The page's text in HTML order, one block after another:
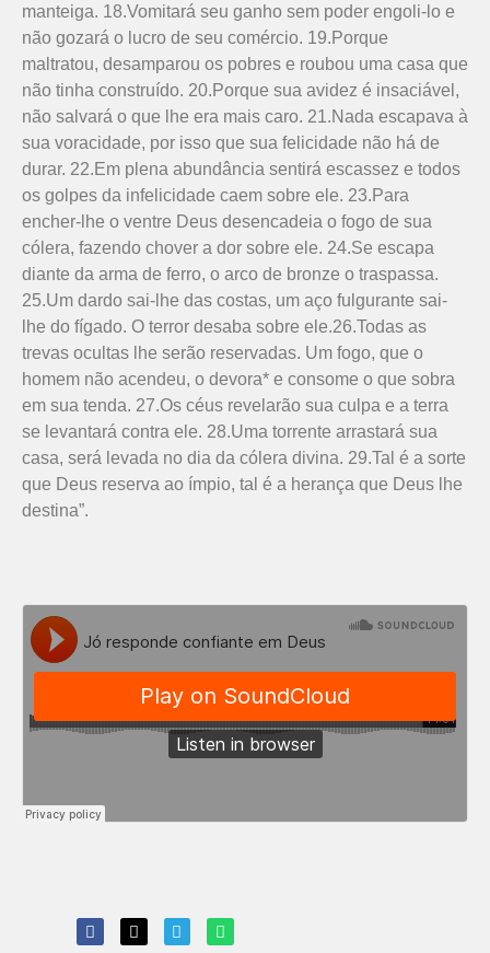
manteiga. 18.Vomitará seu ganho sem poder engoli-lo e
não gozará o lucro de seu comércio. 19.Porque
maltratou, desamparou os pobres e roubou uma casa que
não tinha construído. 20.Porque sua avidez é insaciável,
não salvará o que lhe era mais caro. 21.Nada escapava à
sua voracidade, por isso que sua felicidade não há de
durar. 22.Em plena abundância sentirá escassez e todos
os golpes da infelicidade caem sobre ele. 23.Para
encher-lhe o ventre Deus desencadeia o fogo de sua
cólera, fazendo chover a dor sobre ele. 24.Se escapa
diante da arma de ferro, o arco de bronze o traspassa.
25.Um dardo sai-lhe das costas, um aço fulgurante sai-
lhe do fígado. O terror desaba sobre ele.26.Todas as
trevas ocultas lhe serão reservadas. Um fogo, que o
homem não acendeu, o devora* e consome o que sobra
em sua tenda. 27.Os céus revelarão sua culpa e a terra
se levantará contra ele. 28.Uma torrente arrastará sua
casa, será levada no dia da cólera divina. 29.Tal é a sorte
que Deus reserva ao ímpio, tal é a herança que Deus lhe
destina”.